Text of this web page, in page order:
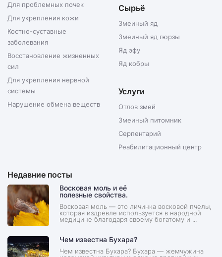
Сырьё
Змеиный яд
Змеиный яд гюрзы
Яд эфу
Яд кобры
Услуги
Отлов змей
Змеиный питомник
Серпентарий
Реабилитационный центр
Для проблемных почек
Для укрепления кожи
Костно-суставные
заболевания
Восстановление жизненных
сил
Для укрепления нервной
системы
Нарушение обмена веществ
Недавние посты
Восковая моль и её
полезные свойства.
Восковая моль — это личинка восковой пчелы,
которая издревле используется в народной
медицине благодаря своему богатому и ...
Чем известна Бухара?
Чем известна Бухара? Бухара — жемчужина